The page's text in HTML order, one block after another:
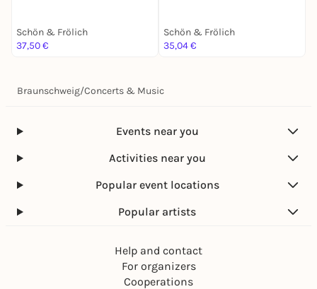
Schön & Frölich
37,50 €
Schön & Frölich
35,04 €
Braunschweig/Concerts & Music
Events near you
Activities near you
Popular event locations
Popular artists
Help and contact
For organizers
Cooperations